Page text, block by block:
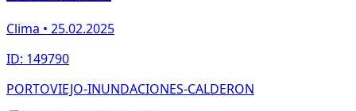
Clima • 25.02.2025
ID: 149790
PORTOVIEJO-INUNDACIONES-CALDERON